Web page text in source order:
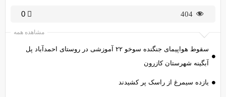
404
0
مشاهده همه
سقوط هواپیمای جنگنده سوخو ۲۲ آموزشی در روستای احمدآباد پل
آبگینه شهرستان کازرون
یازده سیمرغ از راسک پر کشیدند